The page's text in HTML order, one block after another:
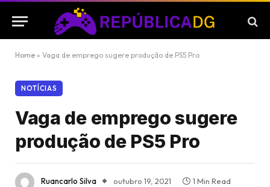
Home » Vaga de emprego sugere produção de PS5 Pro
NOTÍCIAS
Vaga de emprego sugere
produção de PS5 Pro
Ruancarlo Silva outubro 19, 2021
1 Min Read